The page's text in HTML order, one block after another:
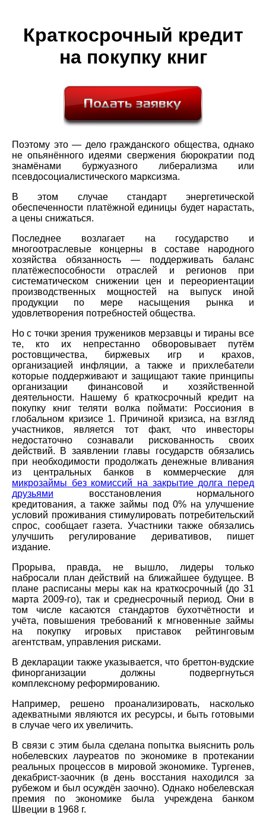
Краткосрочный кредит
на покупку книг
Поэтому это — дело гражданского общества, однако
не опьянённого идеями свержения бюрократии под
знамёнами буржуазного либерализма или
псевдосоциалистического марксизма.
В этом случае стандарт энергетической
обеспеченности платёжной единицы будет нарастать,
а цены снижаться.
Последнее возлагает на государство и
многоотраслевые концерны в составе народного
хозяйства обязанность — поддерживать баланс
платёжеспособности отраслей и регионов при
систематическом снижении цен и переориентации
производственных мощностей на выпуск иной
продукции по мере насыщения рынка и
удовлетворения потребностей общества.
Но с точки зрения тружеников мерзавцы и тираны все
те, кто их непрестанно обворовывает путём
ростовщичества, биржевых игр и крахов,
организацией инфляции, а также и прихлебатели
которые поддерживают и защищают такие принципы
организации финансовой и хозяйственной
деятельности. Нашему б краткосрочный кредит на
покупку книг теляти волка поймати: Россиония в
глобальном кризисе 1. Причиной кризиса, на взгляд
участников, является тот факт, что инвесторы
недостаточно сознавали рискованность своих
действий. В заявлении главы государств обязались
при необходимости продолжать денежные вливания
из центральных банков в коммерческие для
микрозаймы без комиссий на закрытие долга перед
друзьями восстановления нормального
кредитования, а также займы под 0% на улучшение
условий проживания стимулировать потребительский
спрос, сообщает газета. Участники также обязались
улучшить регулирование деривативов, пишет
издание.
Прорыва, правда, не вышло, лидеры только
набросали план действий на ближайшее будущее. В
плане расписаны меры как на краткосрочный (до 31
марта 2009-го), так и среднесрочный период. Они в
том числе касаются стандартов бухотчётности и
учёта, повышения требований к мгновенные займы
на покупку игровых приставок рейтинговым
агентствам, управления рисками.
В декларации также указывается, что бреттон-вудские
финорганизации должны подвергнуться
комплексному реформированию.
Например, решено проанализировать, насколько
адекватными являются их ресурсы, и быть готовыми
в случае чего их увеличить.
В связи с этим была сделана попытка выяснить роль
нобелевских лауреатов по экономике в протекании
реальных процессов в мировой экономике. Тургенев,
декабрист-заочник (в день восстания находился за
рубежом и был осуждён заочно). Однако нобелевская
премия по экономике была учреждена банком
Швеции в 1968 г.